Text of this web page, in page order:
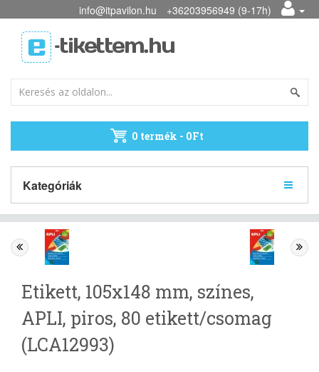
info@itpavilon.hu +36203956949 (9-17h)
0 termék - 0Ft
Kategóriák
Etikett, 105x148 mm, színes,
APLI, piros, 80 etikett/csomag
(LCA12993)